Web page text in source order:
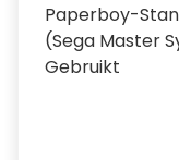
Paperboy-
(Sega Master
Gebruikt